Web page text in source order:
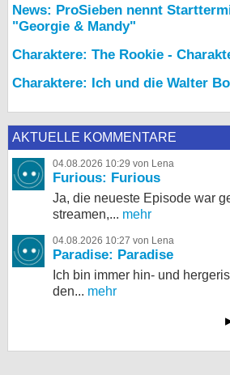
News: ProSieben nennt
"Georgie & Mandy"
Charaktere: The Rookie -
Charaktere: Ich und die Walter
AKTUELLE KOMMENTARE
04.08.2026 10:29 von Lena
Furious: Furious
Ja, die neueste Episode war
streamen,... mehr
04.08.2026 10:27 von Lena
Paradise: Paradise
Ich bin immer hin- und
den... mehr